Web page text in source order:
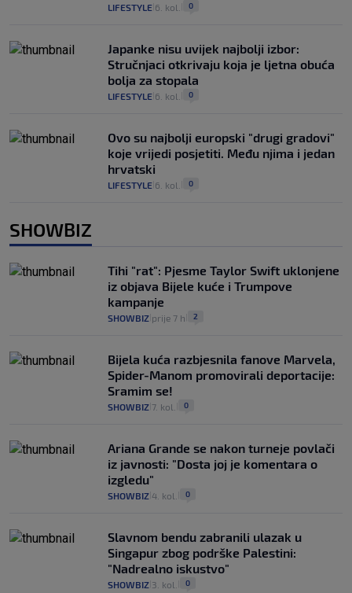
LIFESTYLE 6. kol. 0
Japanke nisu uvijek najbolji izbor:
Stručnjaci otkrivaju koja je ljetna obuća
bolja za stopala
LIFESTYLE 6. kol. 0
Ovo su najbolji europski "drugi gradovi"
koje vrijedi posjetiti. Među njima i jedan
hrvatski
LIFESTYLE 6. kol. 0
SHOWBIZ
Tihi "rat": Pjesme Taylor Swift uklonjene
iz objava Bijele kuće i Trumpove
kampanje
SHOWBIZ prije 7 h 2
Bijela kuća razbjesnila fanove Marvela,
Spider-Manom promovirali deportacije:
Sramim se!
SHOWBIZ 7. kol. 0
Ariana Grande se nakon turneje povlači
iz javnosti: "Dosta joj je komentara o
izgledu"
SHOWBIZ 4. kol. 0
Slavnom bendu zabranili ulazak u
Singapur zbog podrške Palestini:
"Nadrealno iskustvo"
SHOWBIZ 3. kol. 0